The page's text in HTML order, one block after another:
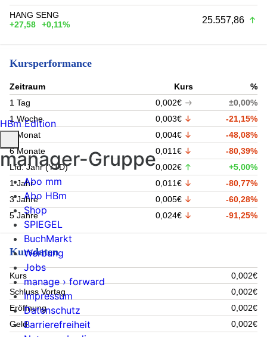
HANG SENG
+27,58
+0,11% 25.557,86
Kursperformance
Zeitraum Kurs
%
1 Tag
0,002€
±0,00%
1 Woche
0,003€
-21,15%
1 Monat
0,004€
-48,08%
6 Monate
0,011€
-80,39%
Lfd. Jahr (YTD)
0,002€
+5,00%
1 Jahr
0,011€
-80,77%
3 Jahre
0,005€
-60,28%
5 Jahre
0,024€ -91,25%
Kursdaten
Kurs
0,002€
Schluss Vortag
0,002€
Eröffnung
0,002€
Geld
0,002€
HBm Edition
manager-Gruppe
Abo mm
Abo HBm
Shop
SPIEGEL
BuchMarkt
Werbung
Jobs
manage › forward
Impressum
Datenschutz
Barrierefreiheit